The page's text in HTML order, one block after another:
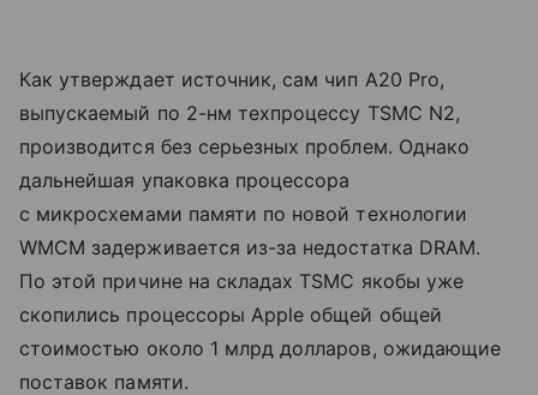
Как утверждает источник, сам чип A20 Pro,
выпускаемый по 2-нм техпроцессу TSMC N2,
производится без серьезных проблем. Однако
дальнейшая упаковка процессора
с микросхемами памяти по новой технологии
WMCM задерживается из-за недостатка DRAM.
По этой причине на складах TSMC якобы уже
скопились процессоры Apple общей общей
стоимостью около 1 млрд долларов, ожидающие
поставок памяти.